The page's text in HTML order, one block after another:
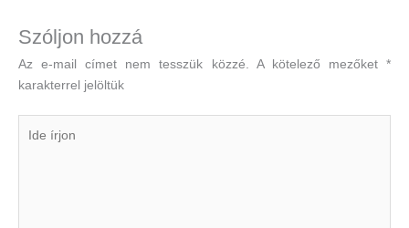
Szóljon hozzá
Az e-mail címet nem tesszük közzé. A kötelező mezőket*
karakterrel jelöltük